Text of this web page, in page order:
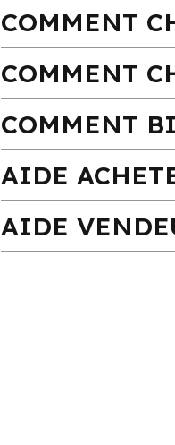
COMMENT
COMMENT
COMMENT
AIDE
AIDE